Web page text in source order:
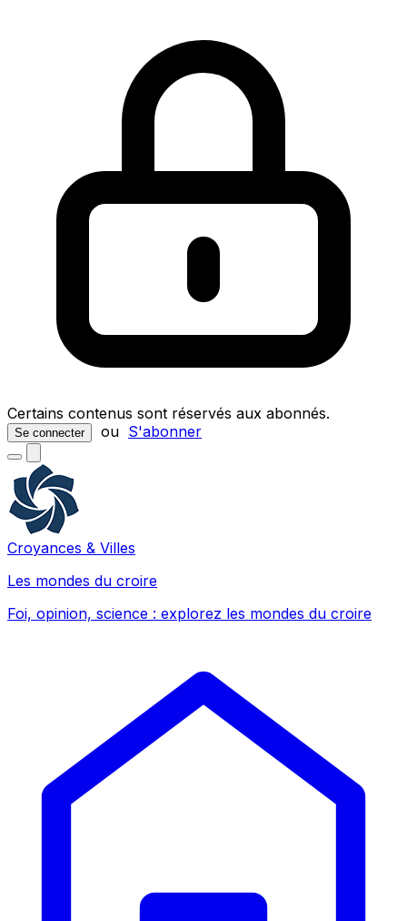
Certains contenus sont réservés aux abonnés.
Se connecter ou S'abonner
Croyances & Villes
Les mondes du croire
Foi, opinion, science : explorez les mondes du croire